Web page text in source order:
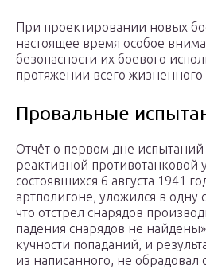
При проектировании новых
настоящее время особое
безопасности их боевого
протяжении всего жизненного
Провальные
Отчёт о первом дне
реактивной противотанковой
состоявшихся 6 августа 1941
артполигоне, уложился в одну
что отстрел снарядов
падения снарядов не
кучности попаданий, и
из написанного, не обрадовал